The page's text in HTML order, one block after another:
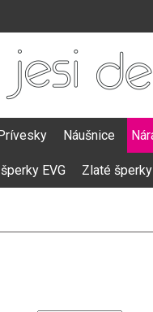
Náušnice
EVG Zlaté šperky